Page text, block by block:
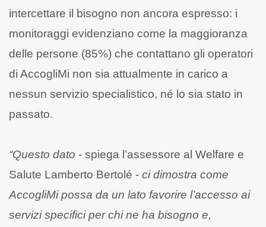
intercettare il bisogno non ancora espresso: i
monitoraggi evidenziano come la maggioranza
delle persone (85%) che contattano gli operatori
di AccogliMi non sia attualmente in carico a
nessun servizio specialistico, né lo sia stato in
passato.
“Questo dato - spiega l’assessore al Welfare e
Salute Lamberto Bertolé - ci dimostra come
AccogliMi possa da un lato favorire l’accesso ai
servizi specifici per chi ne ha bisogno e,